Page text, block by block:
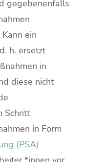
gegebenenfalls
Kann ein
h. ersetzt
in
diese nicht
Schritt
in Form
(PSA)